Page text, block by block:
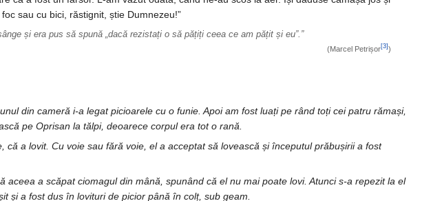
sau cu bici, răstignit, știe Dumnezeu!”
și era pus să spună „dacă rezistați o să pățiți ceea ce am pățit și eu”.”
(Marcel Petrișor[3])
din cameră i-a legat picioarele cu o funie. Apoi am fost luați pe rând toți cei patru rămași,
pe Oprisan la tălpi, deoarece corpul era tot o rană.
a lovit. Cu voie sau fără voie, el a acceptat să lovească și începutul prăbușirii a fost
a scăpat ciomagul din mână, spunând că el nu mai poate lovi. Atunci s-a repezit la el
și a fost dus în lovituri de picior până în colț, sub geam.